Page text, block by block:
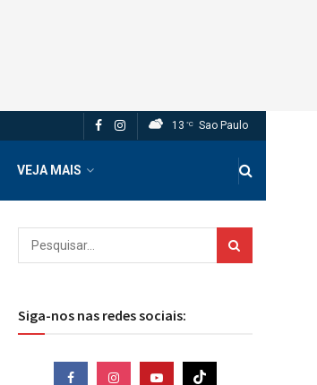
13 °C Sao Paulo
VEJA MAIS
Siga-nos nas redes sociais: